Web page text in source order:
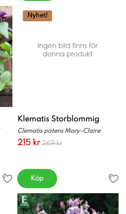
Nyhet!
Klematis Storblommig
Clematis patens Mary-Claire
215 kr 269 kr
Köp